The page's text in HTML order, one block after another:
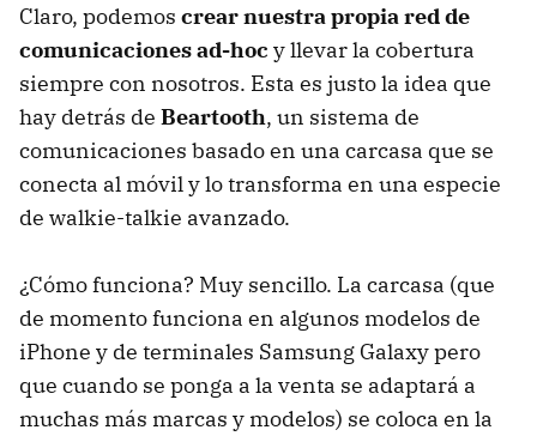
Claro, podemos crear nuestra propia red de
comunicaciones ad-hoc y llevar la cobertura
siempre con nosotros. Esta es justo la idea que
hay detrás de Beartooth, un sistema de
comunicaciones basado en una carcasa que se
conecta al móvil y lo transforma en una especie
de walkie-talkie avanzado.
¿Cómo funciona? Muy sencillo. La carcasa (que
de momento funciona en algunos modelos de
iPhone y de terminales Samsung Galaxy pero
que cuando se ponga a la venta se adaptará a
muchas más marcas y modelos) se coloca en la